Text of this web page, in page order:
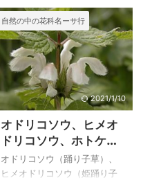
自然の中の花科名ーサ行
2021/1/10
オドリコソウ、ヒメオ
ドリコソウ、ホトケノ
ザの比較
オドリコソウ（踊り子草）、
ヒメオドリコソウ（姫踊り子